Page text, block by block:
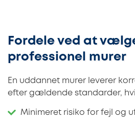
Fordele ved at
professionel murer
En uddannet murer leverer
efter gældende standarder,
Minimeret risiko for fejl og